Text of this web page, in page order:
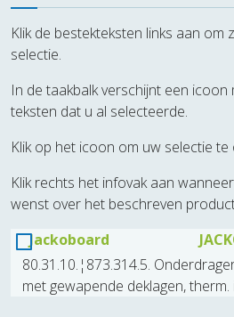
Klik de bestekteksten links aan om
selectie.
In de taakbalk verschijnt een
teksten dat u al selecteerde.
Klik op het icoon om uw selectie te
Klik rechts het infovak aan
wenst over het beschreven
Jackoboard
80.31.10.¦873.314.5.
met gewapende deklagen, therm.